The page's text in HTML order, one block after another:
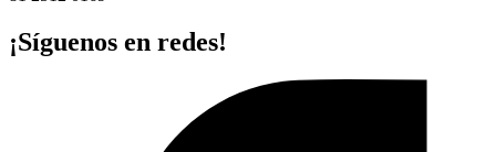
¡Síguenos en redes!